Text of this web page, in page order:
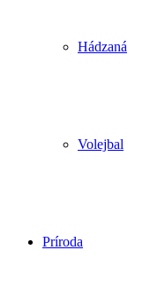
Hádzaná
Volejbal
Príroda